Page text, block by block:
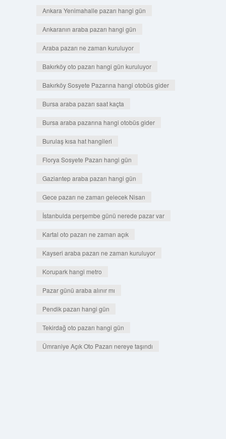
Ankara Yenimahalle pazarı hangi gün
Ankaranın araba pazarı hangi gün
Araba pazarı ne zaman kuruluyor
Bakırköy oto pazarı hangi gün kuruluyor
Bakırköy Sosyete Pazarına hangi otobüs gider
Bursa araba pazarı saat kaçta
Bursa araba pazarına hangi otobüs gider
Burulaş kısa hat hangileri
Florya Sosyete Pazarı hangi gün
Gaziantep araba pazarı hangi gün
Gece pazarı ne zaman gelecek Nisan
İstanbulda perşembe günü nerede pazar var
Kartal oto pazarı ne zaman açık
Kayseri araba pazarı ne zaman kuruluyor
Korupark hangi metro
Pazar günü araba alınır mı
Pendik pazarı hangi gün
Tekirdağ oto pazarı hangi gün
Ümraniye Açık Oto Pazarı nereye taşındı